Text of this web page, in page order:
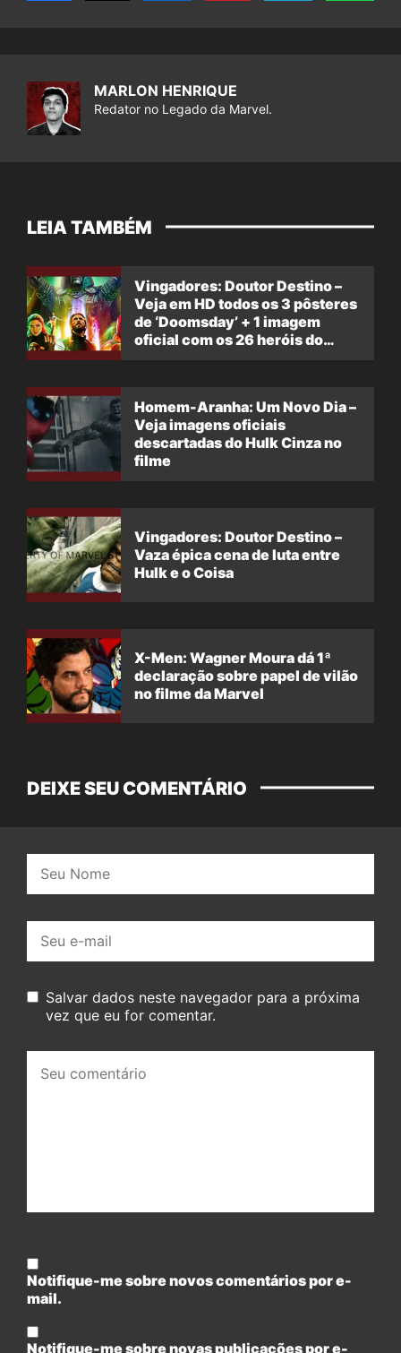
MARLON HENRIQUE
Redator no Legado da Marvel.
LEIA TAMBÉM
Vingadores: Doutor Destino –
Veja em HD todos os 3 pôsteres
de ‘Doomsday’ + 1 imagem
oficial com os 26 heróis do
Homem-Aranha: Um Novo Dia –
Veja imagens oficiais
descartadas do Hulk Cinza no
filme
Vingadores: Doutor Destino –
Vaza épica cena de luta entre
Hulk e o Coisa
X-Men: Wagner Moura dá 1ª
declaração sobre papel de vilão
no filme da Marvel
DEIXE SEU COMENTÁRIO
mail:
Salvar dados neste navegador para a próxima
vez que eu for comentar.
comentário:
Notifique-me sobre novos comentários por e-
mail.
Notifique-me sobre novas publicações por e-